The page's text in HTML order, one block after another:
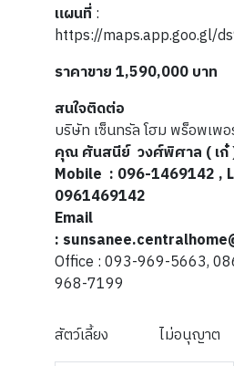
แผนที่:
https://maps.app.goo.gl/
ราคาขาย 1,590,000บาท
สนใจติดต่อ
บริษัท เซ็นทรัล โฮม พร็อพเพ
คุณ ศันสนีย์ วงศ์พิศาล ( เก๋
Mobile : 096-1469142 ,
0961469142
Email
:
Office : 093-969-5663,
968-7199
สัตว์เลี้ยง
ไม่อนุญาต